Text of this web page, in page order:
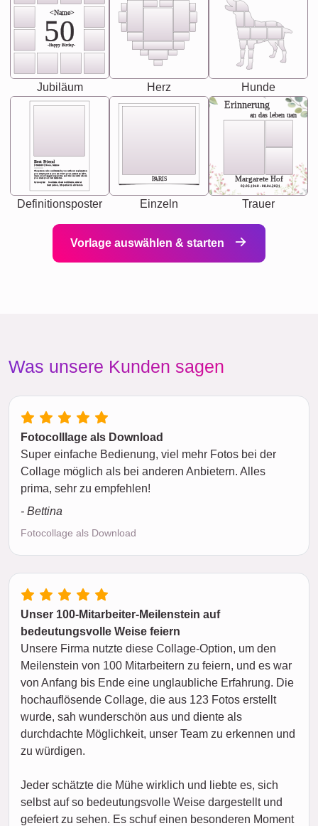
<Name>
50
-Happy Birday-
Jubiläum Herz Hunde
Best Friend
[<NAME>] Noun, feminie
Synonyms: Soulmate, closet confidante, sister at
heart person, life partner in adventure.
The person who understands you without explanation
you accepts just as you are. She's your partner in life's,
chaos your biggest supporter, and the one with whom
you share your best memories.
Definitionsposter
PARIS
Einzeln
Erinnerung
an das leben uan
Margarete Hof
02.05.1940 - 08.04.2021
Trauer
Vorlage auswählen & starten
Was unsere Kunden sagen
Fotocolllage als Download
Super einfache Bedienung, viel mehr Fotos bei der
Collage möglich als bei anderen Anbietern. Alles
prima, sehr zu empfehlen!
- Bettina
Fotocollage als Download
Unser 100-Mitarbeiter-Meilenstein auf
bedeutungsvolle Weise feiern
Unsere Firma nutzte diese Collage-Option, um den
Meilenstein von 100 Mitarbeitern zu feiern, und es war
von Anfang bis Ende eine unglaubliche Erfahrung. Die
hochauflösende Collage, die aus 123 Fotos erstellt
wurde, sah wunderschön aus und diente als
durchdachte Möglichkeit, unser Team zu erkennen und
zu würdigen.
Jeder schätzte die Mühe wirklich und liebte es, sich
selbst auf so bedeutungsvolle Weise dargestellt und
gefeiert zu sehen. Es schuf einen besonderen Moment